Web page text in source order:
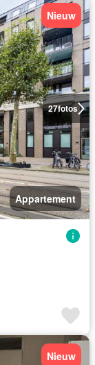
27fotos
Nieuw
Appartement
Nieuw